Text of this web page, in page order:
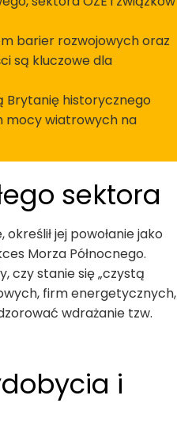
barier rozwojowych oraz
są kluczowe dla
Brytanię historycznego
mocy wiatrowych na
sektora
jej powołanie jako
Morza Północnego.
czy stanie się „czystą
firm energetycznych,
wdrażanie tzw.
i